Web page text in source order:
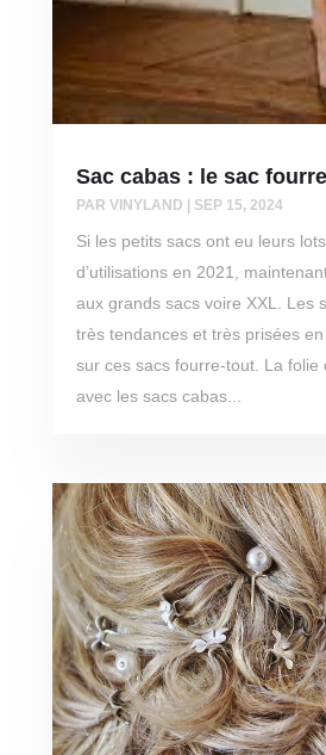
Sac cabas : le sac
PAR VINYLAND SEP 15, 2024
Si les petits sacs ont eu leurs
d’utilisations en 2021,
aux grands sacs voire XXL. Les
très tendances et très prisées
sur ces sacs fourre-tout. La folie
avec les sacs cabas...